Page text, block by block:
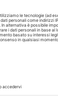
testato una